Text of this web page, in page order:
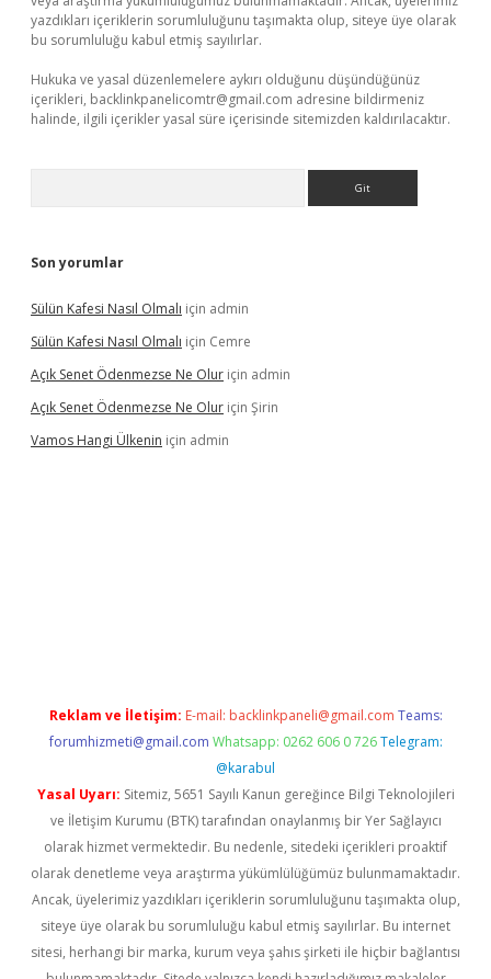
yazdıkları içeriklerin sorumluluğunu taşımakta olup, siteye üye olarak
bu sorumluluğu kabul etmiş sayılırlar.
Hukuka ve yasal düzenlemelere aykırı olduğunu düşündüğünüz
içerikleri, backlinkpanelicomtr@gmail.com adresine bildirmeniz
halinde, ilgili içerikler yasal süre içerisinde sitemizden kaldırılacaktır.
Son yorumlar
Sülün Kafesi Nasıl Olmalı için admin
Sülün Kafesi Nasıl Olmalı için Cemre
Açık Senet Ödenmezse Ne Olur için admin
Açık Senet Ödenmezse Ne Olur için Şirin
Vamos Hangi Ülkenin için admin
Reklam ve İletişim: E-mail: backlinkpaneli@gmail.com Teams:
forumhizmeti@gmail.com Whatsapp: 0262 606 0 726 Telegram:
@karabul
Yasal Uyarı: Sitemiz, 5651 Sayılı Kanun gereğince Bilgi Teknolojileri
ve İletişim Kurumu (BTK) tarafından onaylanmış bir Yer Sağlayıcı
olarak hizmet vermektedir. Bu nedenle, sitedeki içerikleri proaktif
olarak denetleme veya araştırma yükümlülüğümüz bulunmamaktadır.
Ancak, üyelerimiz yazdıkları içeriklerin sorumluluğunu taşımakta olup,
siteye üye olarak bu sorumluluğu kabul etmiş sayılırlar. Bu internet
sitesi, herhangi bir marka, kurum veya şahıs şirketi ile hiçbir bağlantısı